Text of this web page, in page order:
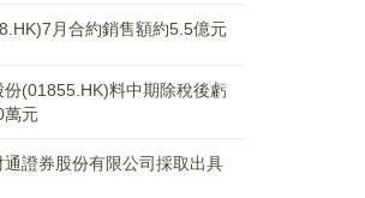
月合約銷售額約5.5億元
份(01855.HK)料中期除稅後虧
萬元
證券股份有限公司採取出具